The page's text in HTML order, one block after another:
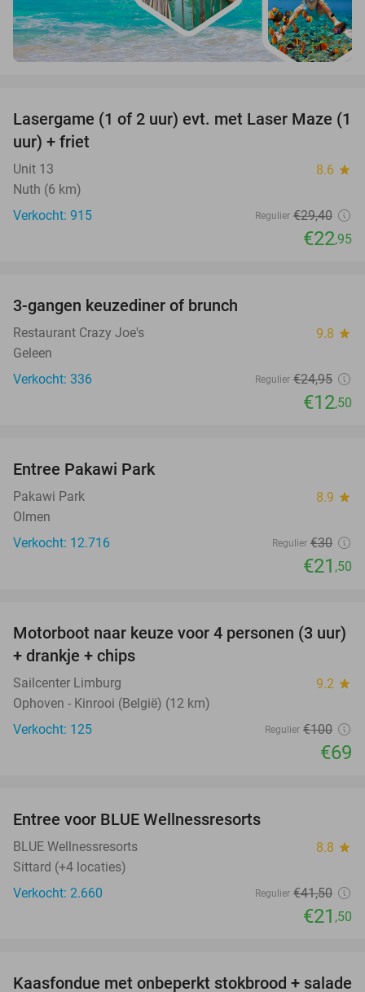
22%
Lasergame (1 of 2 uur) evt. met Laser Maze (1
uur) + friet
Unit 13 8.6 star
Nuth (6 km)
Verkocht: 915
Regulier €29,40
€22,95
3-gangen keuzediner of brunch
Restaurant Crazy Joe's 9.8 star
Geleen
Verkocht: 336
Regulier €24,95
€12,50
Entree Pakawi Park
Pakawi Park 8.9 star
Olmen
Verkocht: 12.716
Regulier €30
€21 ,50
31%
Motorboot naar keuze voor 4 personen (3 uur)
+ drankje + chips
Sailcenter Limburg 9.2 star
Ophoven - Kinrooi (België) (12 km)
Verkocht: 125
Regulier €100
€69
Entree voor BLUE Wellnessresorts
BLUE Wellnessresorts 8.8 star
Sittard (+4 locaties)
Verkocht: 2.660
Regulier €41,50
€21 ,50
Kaasfondue met onbeperkt stokbrood + salade